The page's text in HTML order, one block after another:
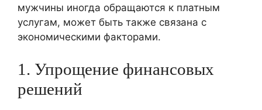
мужчины иногда обращаются к платным
услугам, может быть также связана с
экономическими факторами.
1. Упрощение финансовых
решений